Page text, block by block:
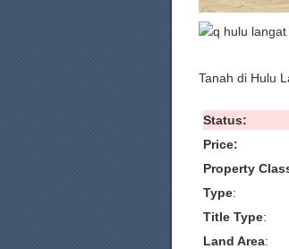
Tanah di Hulu
Status:
Price:
Property
Type:
Title Type:
Land Area: